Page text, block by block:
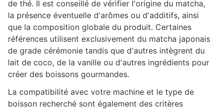
de thé. Il est conseillé de vérifier l'origine du matcha,
la présence éventuelle d'arômes ou d'additifs, ainsi
que la composition globale du produit. Certaines
références utilisent exclusivement du matcha japonais
de grade cérémonie tandis que d'autres intègrent du
lait de coco, de la vanille ou d'autres ingrédients pour
créer des boissons gourmandes.
La compatibilité avec votre machine et le type de
boisson recherché sont également des critères